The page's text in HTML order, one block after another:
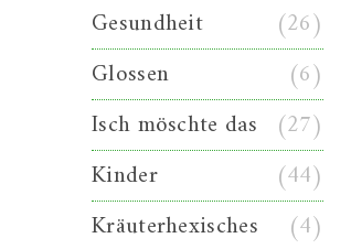
Gesundheit
(26)
Glossen
(6)
Isch möschte das (27)
Kinder
(44)
Kräuterhexisches
(4)